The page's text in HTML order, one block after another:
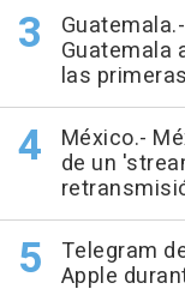
Guatemala
las
México.-
de un
Telegram
Apple